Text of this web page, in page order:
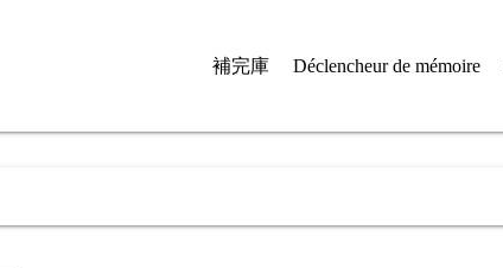
補完庫 Déclencheur de mémoire